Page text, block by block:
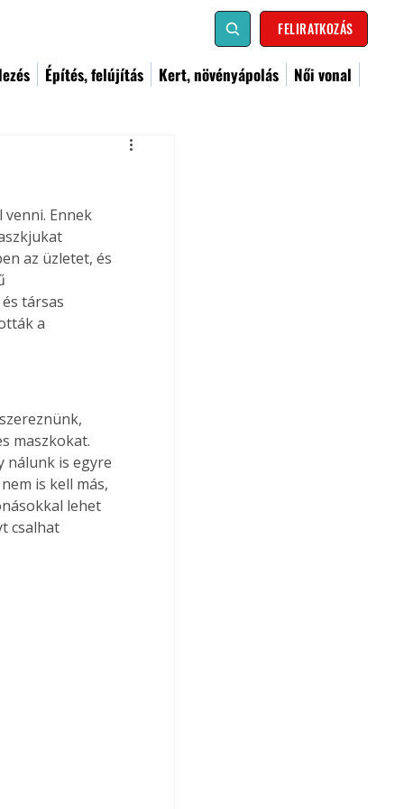
FELIRATKOZÁS
Építés, felújítás Kert, növényápolás Női vonal
Ennek
az üzletet, és
társas
a
maszkokat.
nálunk is egyre
is kell más,
lehet
csalhat